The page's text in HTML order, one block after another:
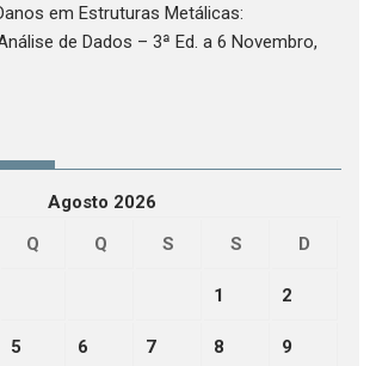
em Estruturas Metálicas:
de Dados – 3ª Ed. a 6 Novembro,
Agosto 2026
Q Q S S D
1 2
5 6 7 8 9